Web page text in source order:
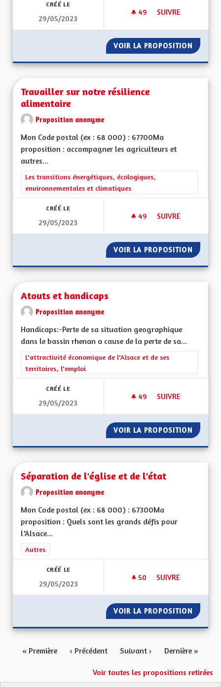
CRÉÉ LE
29/05/2023
49 49 ABONNÉS
SUIVRE
VOIR LA PROPOSITION
Travailler sur notre résilience
alimentaire
Proposition anonyme
Mon Code postal (ex : 68 000) : 67700Ma
proposition : accompagner les agriculteurs et
autres...
Filtrer les résultats de la catégorie : Les transitions
Les transitions énergétiques, écologiques,
environnementales et climatiques
CRÉÉ LE
29/05/2023
49 49 ABONNÉS
SUIVRE
VOIR LA PROPOSITION
Atouts et handicaps
Proposition anonyme
Handicaps:-Perte de sa situation geographique
dans le bassin rhenan a cause de la perte de sa...
Filtrer les résultats de la catégorie : L'attractivité
L'attractivité économique de l'Alsace et de ses
territoires, l'emploi
CRÉÉ LE
29/05/2023
49 49 ABONNÉS
SUIVRE
VOIR LA PROPOSITION
Séparation de l'église et de l'état
Proposition anonyme
Mon Code postal (ex : 68 000) : 67300Ma
proposition : Quels sont les grands défis pour
l’Alsace...
Filtrer les résultats de la catégorie : Autres
Autres
CRÉÉ LE
29/05/2023
50 50 ABONNÉS
SUIVRE
VOIR LA PROPOSITION
« Première ‹ Précédent Suivant › Dernière »
Voir toutes les propositions retirées